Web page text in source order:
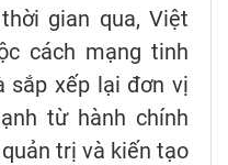
gian qua, Việt
cách mạng tinh
sắp xếp lại đơn vị
từ hành chính
trị và kiến tạo